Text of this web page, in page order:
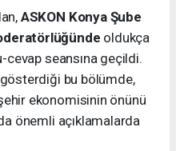
ASKON Konya Şube
oldukça
seansına geçildi.
bu bölümde,
ekonomisinin önünü
önemli açıklamalarda